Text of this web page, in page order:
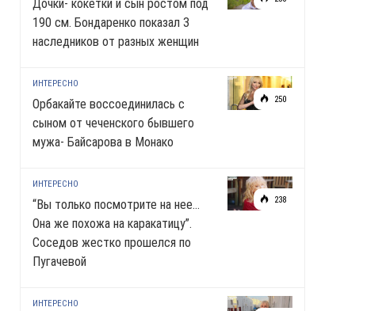
Дочки- кокетки и сын ростом под
190 см. Бондаренко показал 3
наследников от разных женщин
250
ИНТЕРЕСНО
Орбакайте воссоединилась с
сыном от чеченского бывшего
мужа- Байсарова в Монако
238
ИНТЕРЕСНО
“Вы только посмотрите на нее…
Она же похожа на каракатицу”.
Соседов жестко прошелся по
Пугачевой
ИНТЕРЕСНО